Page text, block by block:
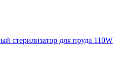
стерилизатор для пруда 110W